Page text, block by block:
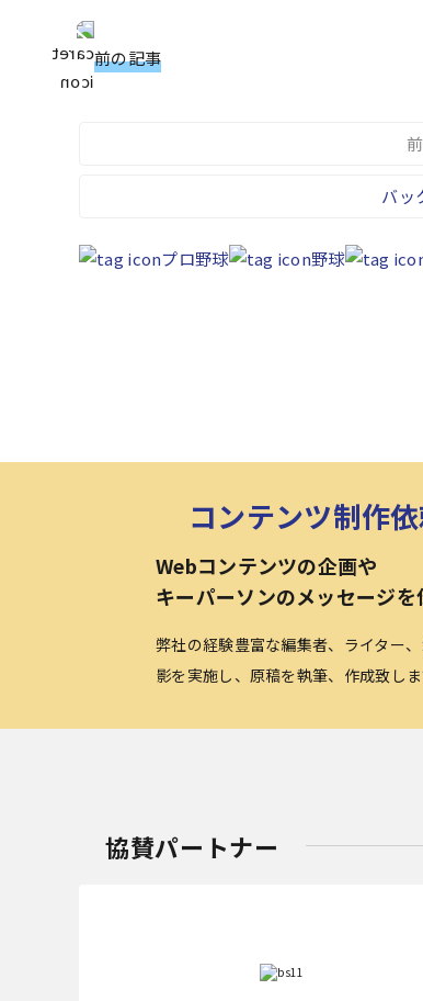
前の記事
バッ
プロ野球 野球
コンテンツ制作
Webコンテンツの企画や
キーパーソンのメッセージ
弊社の経験豊富な編集者、ライター
影を実施し、原稿を執筆、作成致しま
協賛パートナー